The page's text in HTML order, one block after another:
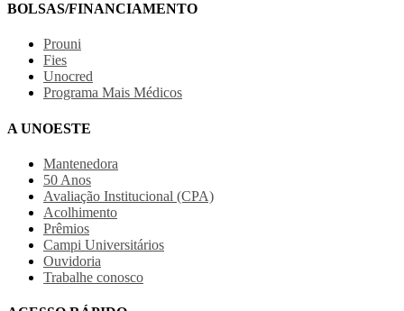
BOLSAS/FINANCIAMENTO
Prouni
Fies
Unocred
Programa Mais Médicos
A UNOESTE
Mantenedora
50 Anos
Avaliação Institucional (CPA)
Acolhimento
Prêmios
Campi Universitários
Ouvidoria
Trabalhe conosco